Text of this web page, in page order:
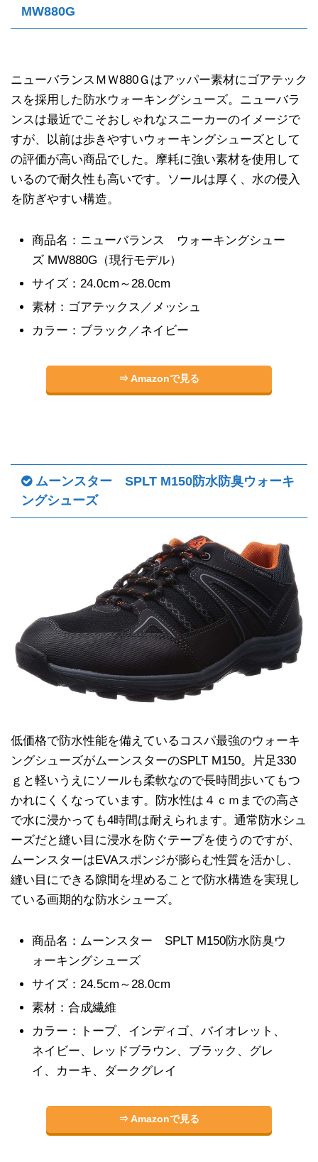
MW880G
ニューバランスＭＷ880Ｇはアッパー素材にゴアテック
スを採用した防水ウォーキングシューズ。ニューバラ
ンスは最近でこそおしゃれなスニーカーのイメージで
すが、以前は歩きやすいウォーキングシューズとして
の評価が高い商品でした。摩耗に強い素材を使用して
いるので耐久性も高いです。ソールは厚く、水の侵入
を防ぎやすい構造。
商品名：ニューバランス ウォーキングシュー
ズ MW880G（現行モデル）
サイズ：24.0cm～28.0cm
素材：ゴアテックス／メッシュ
カラー：ブラック／ネイビー
⇒ Amazonで見る
ムーンスター SPLT M150防水防臭ウォーキ
ングシューズ
低価格で防水性能を備えているコスパ最強のウォーキ
ングシューズがムーンスターのSPLT M150。片足330
ｇと軽いうえにソールも柔軟なので長時間歩いてもつ
かれにくくなっています。防水性は４ｃｍまでの高さ
で水に浸かっても4時間は耐えられます。通常防水シュ
ーズだと縫い目に浸水を防ぐテープを使うのですが、
ムーンスターはEVAスポンジが膨らむ性質を活かし、
縫い目にできる隙間を埋めることで防水構造を実現し
ている画期的な防水シューズ。
商品名：ムーンスター SPLT M150防水防臭ウ
ォーキングシューズ
サイズ：24.5cm～28.0cm
素材：合成繊維
カラー：トープ、インディゴ、バイオレット、
ネイビー、レッドブラウン、ブラック、グレ
イ、カーキ、ダークグレイ
⇒ Amazonで見る